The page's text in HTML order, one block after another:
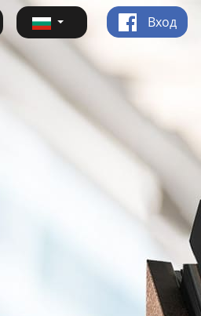
Вход